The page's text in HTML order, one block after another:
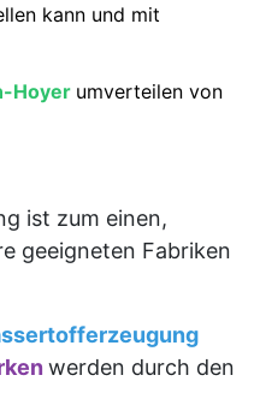
kann und mit
Hoyer umverteilen von
ist zum einen,
geeigneten Fabriken
werden durch den